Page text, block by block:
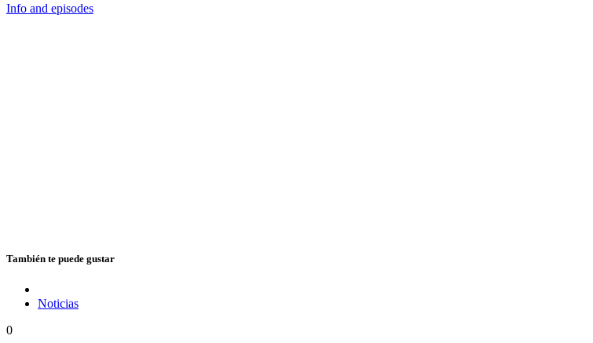
Info and episodes
También te puede gustar
Noticias
0